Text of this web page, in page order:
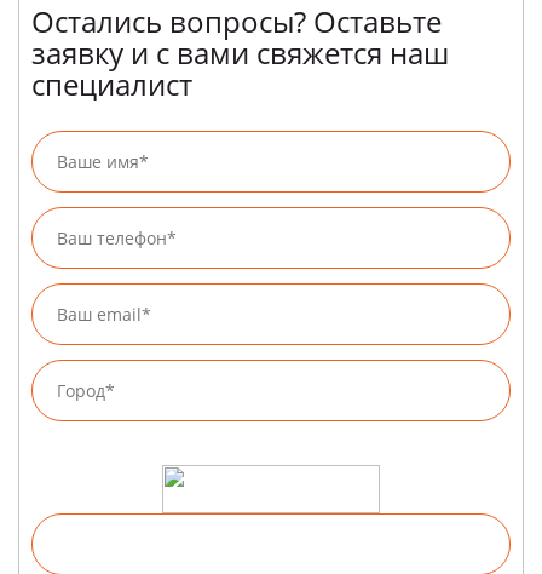
Остались вопросы? Оставьте
заявку и с вами свяжется наш
специалист